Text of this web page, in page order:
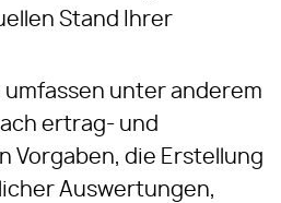
Stand Ihrer
unter anderem
ertrag- und
Vorgaben, die Erstellung
Auswertungen,